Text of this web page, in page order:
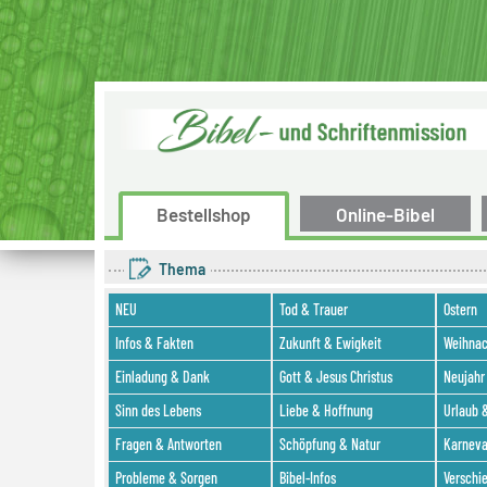
Bestellshop Online-Bibel
Thema
NEU
Infos & Fakten
Einladung & Dank
Sinn des Lebens
Fragen & Antworten
Probleme & Sorgen
Tod & Trauer
Zukunft & Ewigkeit
Gott & Jesus Christus
Liebe & Hoffnung
Schöpfung & Natur
Bibel-Infos
Ostern
Neujahr
Urlaub